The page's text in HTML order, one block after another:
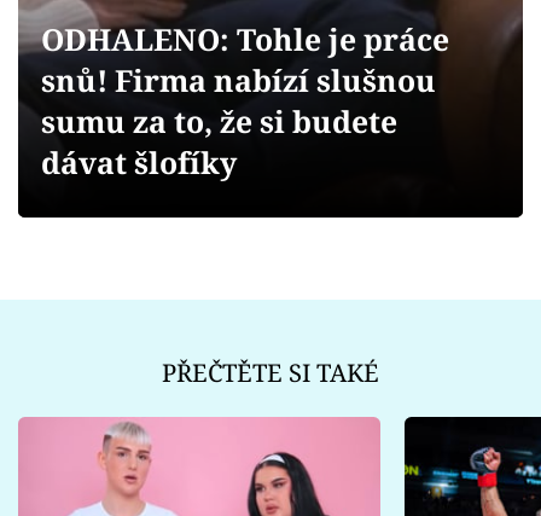
Videa
Sledujte prima+
ODHALENO: Tohle je práce
snů! Firma nabízí slušnou
sumu za to, že si budete
dávat šlofíky
PŘEČTĚTE SI TAKÉ